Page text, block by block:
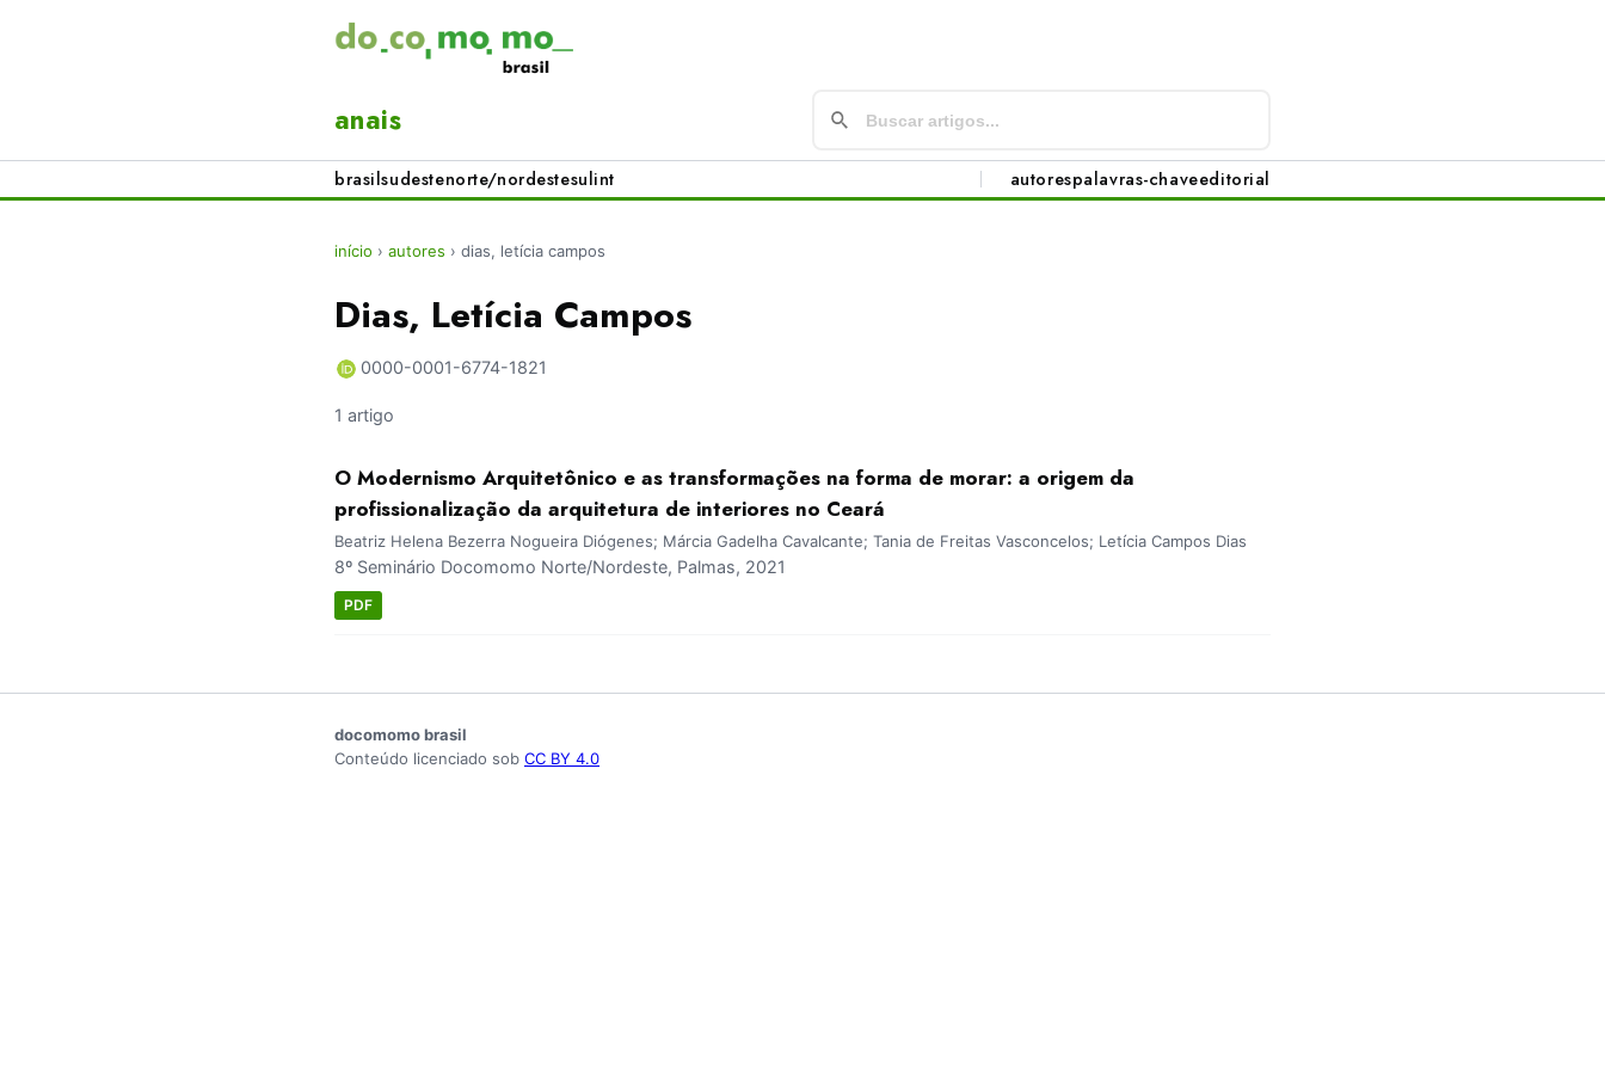
anais
brasilsudestenorte/nordestesulint autorespalavras-chaveeditorial
início › autores › dias, letícia campos
Dias, Letícia Campos
0000-0001-6774-1821
1 artigo
O Modernismo Arquitetônico e as transformações na forma de morar: a origem da
profissionalização da arquitetura de interiores no Ceará
Beatriz Helena Bezerra Nogueira Diógenes; Márcia Gadelha Cavalcante; Tania de Freitas Vasconcelos; Letícia Campos Dias
8º Seminário Docomomo Norte/Nordeste, Palmas, 2021
PDF
docomomo brasil
Conteúdo licenciado sob CC BY 4.0